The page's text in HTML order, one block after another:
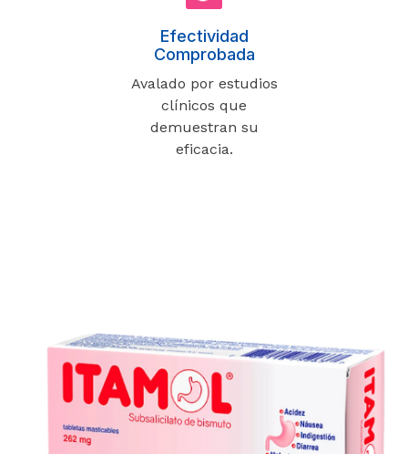
Efectividad
Comprobada
Avalado por estudios
clínicos que
demuestran su
eficacia.